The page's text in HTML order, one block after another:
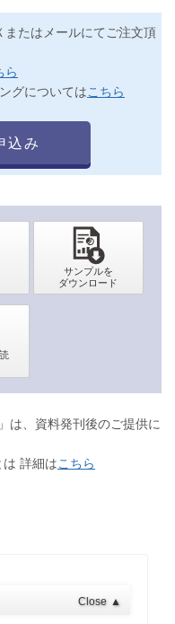
たはメールにてご注文頂
ら
グについてはこちら
込み
は、資料発刊後のご提供に
詳細はこちら
Close ▲